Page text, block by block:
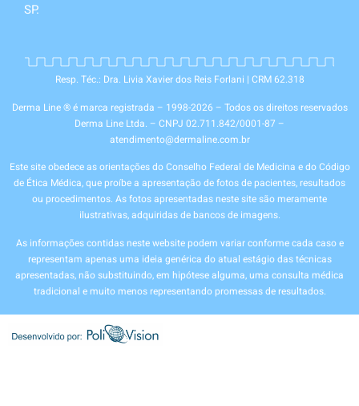
SP.
Resp. Téc.: Dra. Livia Xavier dos Reis Forlani | CRM 62.318
Derma Line ® é marca registrada – 1998-2026 – Todos os direitos reservados
Derma Line Ltda. – CNPJ 02.711.842/0001-87 –
atendimento@dermaline.com.br
Este site obedece as orientações do Conselho Federal de Medicina e do Código
de Ética Médica, que proíbe a apresentação de fotos de pacientes, resultados
ou procedimentos. As fotos apresentadas neste site são meramente
ilustrativas, adquiridas de bancos de imagens.
As informações contidas neste website podem variar conforme cada caso e
representam apenas uma ideia genérica do atual estágio das técnicas
apresentadas, não substituindo, em hipótese alguma, uma consulta médica
tradicional e muito menos representando promessas de resultados.